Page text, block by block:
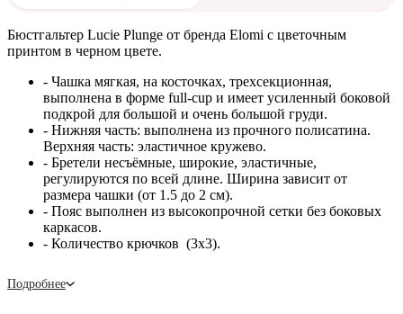
Бюстгальтер Lucie Plunge от бренда Elomi с цветочным
принтом в черном цвете.
- Чашка мягкая, на косточках, трехсекционная,
выполнена в форме full-cup и имеет усиленный боковой
подкрой для большой и очень большой груди.
- Нижняя часть: выполнена из прочного полисатина.
Верхняя часть: эластичное кружево.
- Бретели несъёмные, широкие, эластичные,
регулируются по всей длине. Ширина зависит от
размера чашки (от 1.5 до 2 см).
- Пояс выполнен из высокопрочной сетки без боковых
каркасов.
- Количество крючков (3х3).
Подробнее